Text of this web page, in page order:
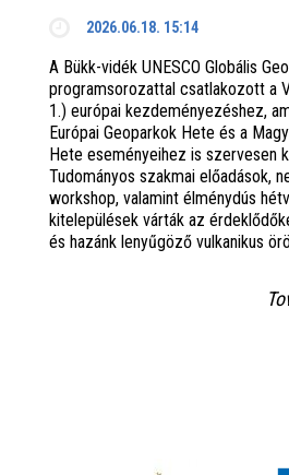
2026.06.18. 15:14
A Bükk-vidék UNESCO Globális
programsorozattal csatlakozott a
1.) európai kezdeményezéshez,
Európai Geoparkok Hete és a
Hete eseményeihez is szervesen
Tudományos szakmai előadások,
workshop, valamint élménydús
kitelepülések várták az
és hazánk lenyűgöző vulkanikus